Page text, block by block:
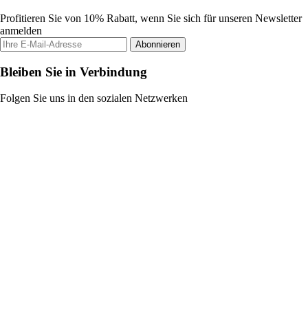
Profitieren Sie von 10% Rabatt, wenn Sie sich für unseren Newsletter
anmelden
Abonnieren
Bleiben Sie in Verbindung
Folgen Sie uns in den sozialen Netzwerken